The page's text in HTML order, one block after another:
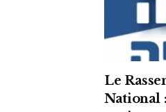
Le
National